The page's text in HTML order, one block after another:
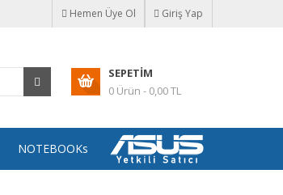
Hemen Üye Ol Giriş Yap
SEPETIM
0 Ürün - 0,00 TL
NOTEBOOKs